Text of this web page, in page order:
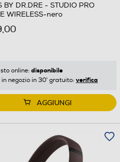
BY DR.DRE - STUDIO PRO
WIRELESS-nero
online: disponibile
in negozio in 30' gratuito: verifica
AGGIUNGI